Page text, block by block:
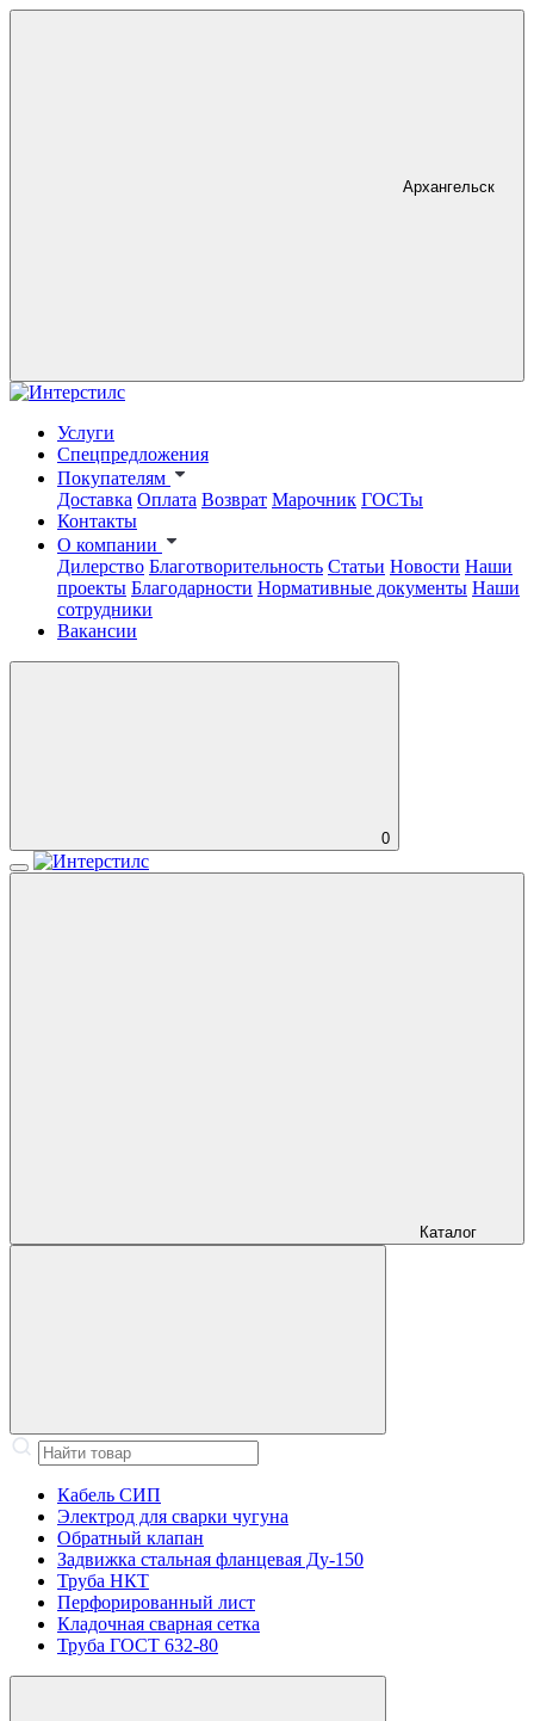
Архангельск
Услуги
Спецпредложения
Покупателям
Доставка Оплата Возврат Марочник ГОСТы
Контакты
О компании
Дилерство Благотворительность Статьи Новости Наши
проекты Благодарности Нормативные документы Наши
сотрудники
Вакансии
0
Каталог
Кабель СИП
Электрод для сварки чугуна
Обратный клапан
Задвижка стальная фланцевая Ду-150
Труба НКТ
Перфорированный лист
Кладочная сварная сетка
Труба ГОСТ 632-80